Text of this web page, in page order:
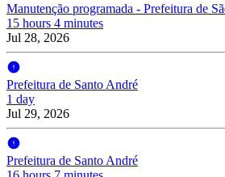
Manutenção programada - Prefeitura de
15 hours 4 minutes
Jul 28, 2026
Prefeitura de Santo André
1 day
Jul 29, 2026
Prefeitura de Santo André